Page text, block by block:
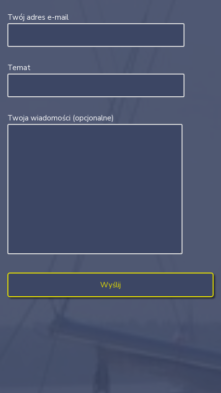
Twój adres e-mail
Temat
Twoja wiadomości (opcjonalne)